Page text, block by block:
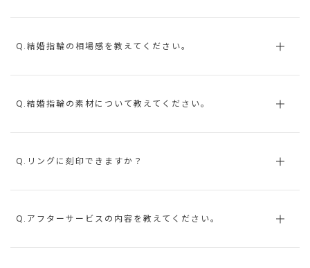
Q.結婚指輪の相場感を教えてください。
Q.結婚指輪の素材について教えてください。
Q.リングに刻印できますか？
Q.アフターサービスの内容を教えてください。